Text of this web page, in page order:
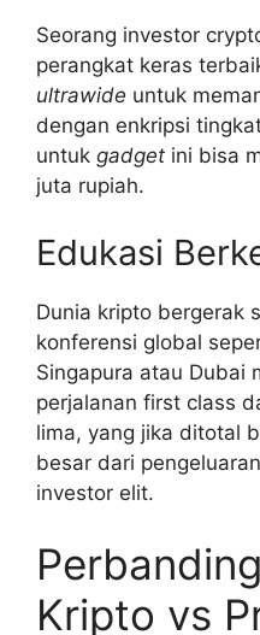
Seorang investor
perangkat keras
ultrawide untuk
dengan enkripsi
untuk gadget ini bisa
juta rupiah.
Edukasi
Dunia kripto bergerak
konferensi global
Singapura atau Dubai
perjalanan first class
lima, yang jika ditotal
besar dari
investor elit.
Kripto vs